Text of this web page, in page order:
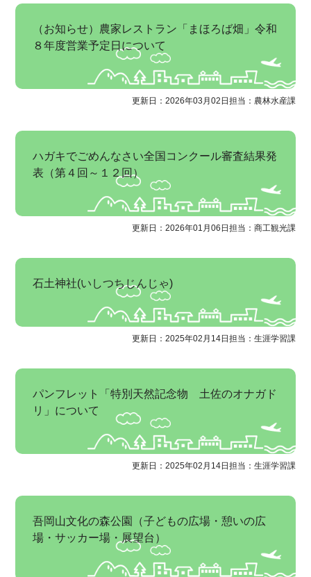
（お知らせ）農家レストラン「まほろば畑」令和
８年度営業予定日について
更新日：2026年03月02日 担当：農林水産課
ハガキでごめんなさい全国コンクール審査結果発
表（第４回～１２回）
更新日：2026年01月06日 担当：商工観光課
石土神社(いしつちじんじゃ)
更新日：2025年02月14日 担当：生涯学習課
パンフレット「特別天然記念物 土佐のオナガド
リ」について
更新日：2025年02月14日 担当：生涯学習課
吾岡山文化の森公園（子どもの広場・憩いの広
場・サッカー場・展望台）